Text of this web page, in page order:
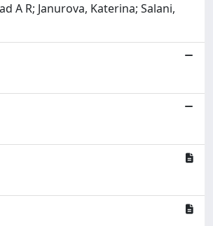
A R; Janurova, Katerina; Salani,